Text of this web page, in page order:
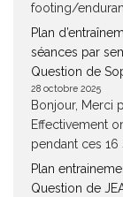
footing/
Plan
séances par
Question de
28 octobre 2025
Bonjour, Merci
Effectivement
pendant ces 16
Plan
Question de